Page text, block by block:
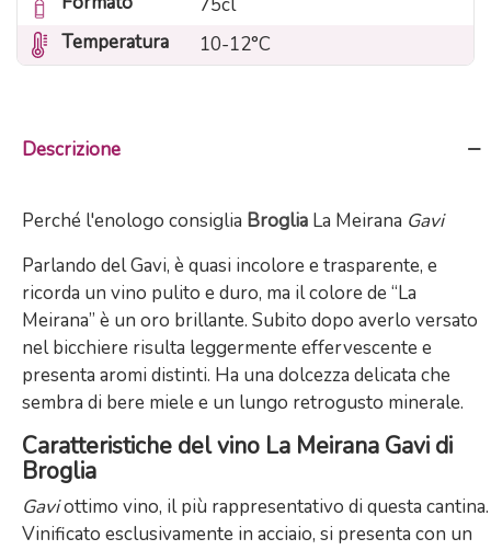
Temperatura
10-12°C
Descrizione
Perché l'enologo consiglia Broglia La Meirana Gavi
Parlando del Gavi, è quasi incolore e trasparente, e
ricorda un vino pulito e duro, ma il colore de “La
Meirana” è un oro brillante. Subito dopo averlo versato
nel bicchiere risulta leggermente effervescente e
presenta aromi distinti. Ha una dolcezza delicata che
sembra di bere miele e un lungo retrogusto minerale.
Caratteristiche del vino La Meirana Gavi di
Broglia
Gaviottimo vino, il più rappresentativo di questa cantina.
Vinificato esclusivamente in acciaio, si presenta con un